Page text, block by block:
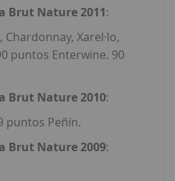
Brut Nature 2011:
Xarel·lo,
puntos Enterwine. 90
Brut Nature 2010:
puntos Peñín.
Brut Nature 2009: